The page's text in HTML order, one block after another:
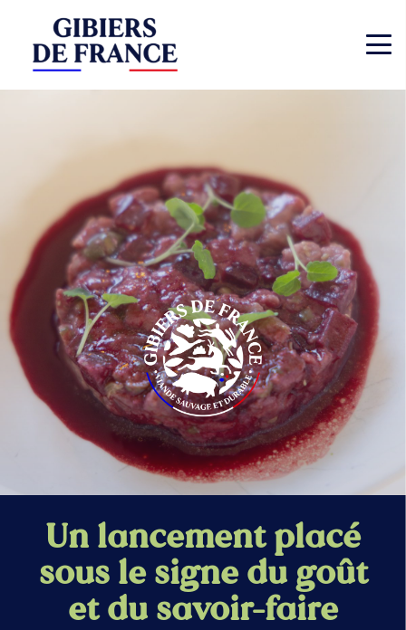
Un lancement placé
sous le signe du goût
et du savoir-faire